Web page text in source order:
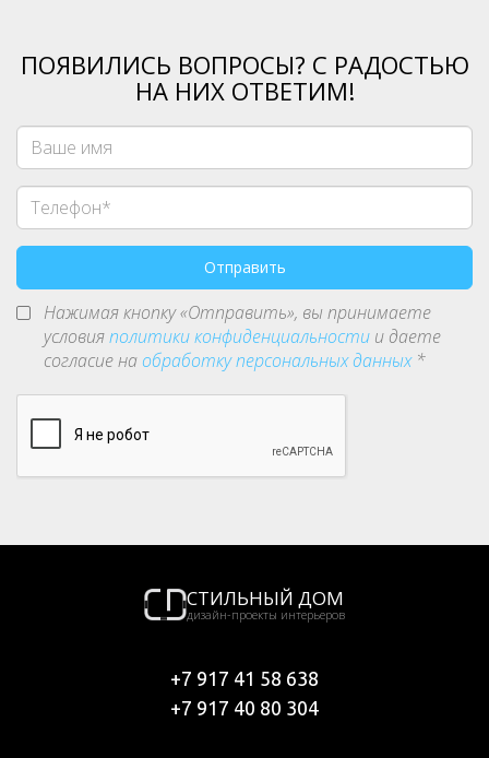
ПОЯВИЛИСЬ ВОПРОСЫ? С РАДОСТЬЮ
НА НИХ ОТВЕТИМ!
Нажимая кнопку «Отправить», вы принимаете
условияполитики конфиденциальности и даете
согласие на обработку персональных данных *
СТИЛЬНЫЙ ДОМ
дизайн-проекты интерьеров
+7 917 41 58 638
+7 917 40 80 304